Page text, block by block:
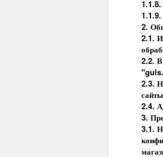
1.1.8.
1.1.9.
2.
2.1.
2.2. В
2.3.
2.4.
3.
3.1.